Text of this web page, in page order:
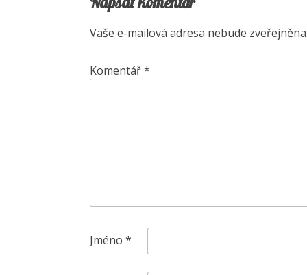
Vaše e-mailová adresa nebude zveřejněna.
Komentář*
Jméno *